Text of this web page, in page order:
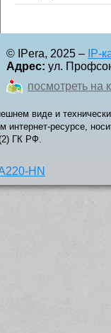
© IPera, 2025 – IP-
Адрес: ул.
посмотреть на
виде и
ресурсе,
ГК РФ.
HN